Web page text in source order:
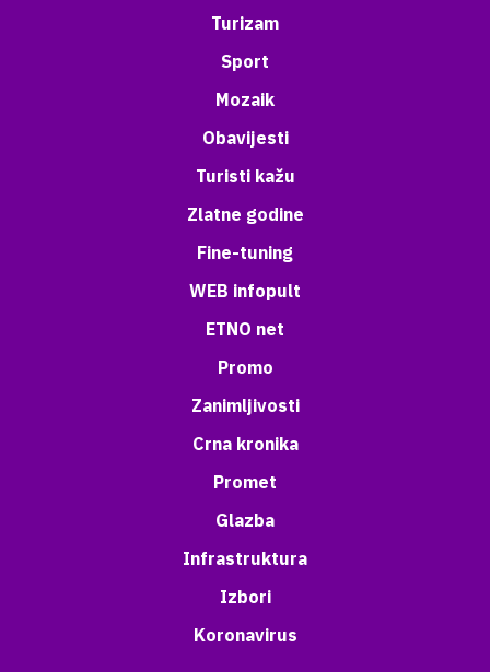
Turizam
Sport
Mozaik
Obavijesti
Turisti kažu
Zlatne godine
Fine-tuning
WEB infopult
ETNO net
Promo
Zanimljivosti
Crna kronika
Promet
Glazba
Infrastruktura
Izbori
Koronavirus